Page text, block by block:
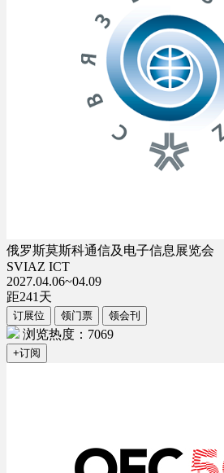
俄罗斯莫斯科通信及电子信息展览会
SVIAZ ICT
2027.04.06~04.09
距241 天
订展位 领门票 领会刊
浏览热度：7069
+订阅